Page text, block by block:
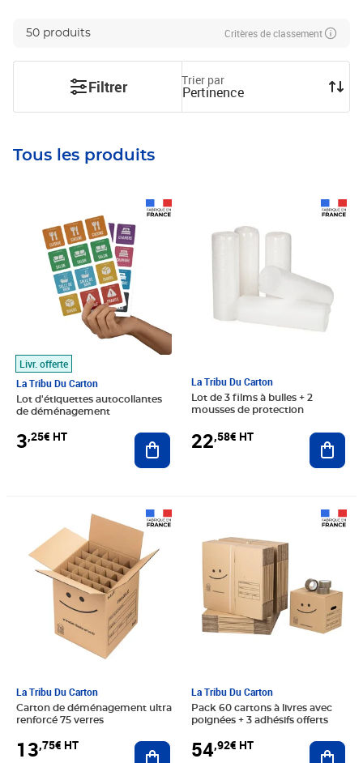
50 produits Critères de classement
Filtrer Trier par
Pertinence
Tous les produits
Livr. offerte
La Tribu Du Carton
Lot d'étiquettes autocollantes
de déménagement
3,25€ HT Ajouter au panier
La Tribu Du Carton
Lot de 3 films à bulles + 2
mousses de protection
22,58€ HT
La Tribu Du Carton
Carton de déménagement ultra
renforcé 75 verres
13,75€ HT Ajouter au panier
La Tribu Du Carton
Pack 60 cartons à livres avec
poignées + 3 adhésifs offerts
54,92€ HT